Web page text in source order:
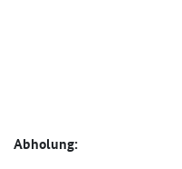
Abholung: